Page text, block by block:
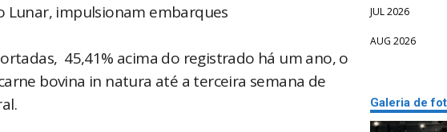
Lunar, impulsionam embarques
45,41% acima do registrado há um ano, o
bovina in natura até a terceira semana de
JUL 2026
AUG 2026
Galeria de